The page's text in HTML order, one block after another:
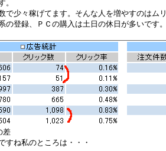
。
で少々稼げてます。そんな人を増やすのはム
の登録、ＰＣの購入は土日の休日が多いです
ね私のところは・・・